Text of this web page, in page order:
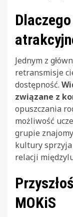
Jednym z
retransmisje
dostępność.
związane z
opuszczania
możliwość
grupie
kultury sprzyja
relacji
MOKiS